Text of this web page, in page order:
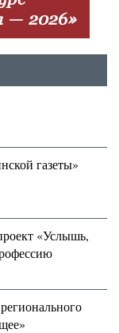
газеты»
«Услышь,